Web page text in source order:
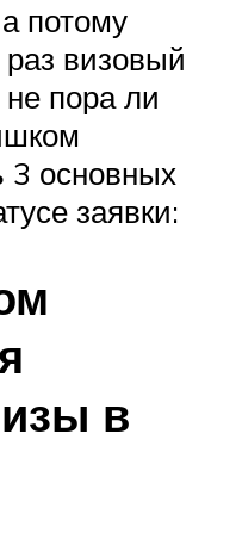
потому
визовый
пора ли
3 основных
заявки:
в